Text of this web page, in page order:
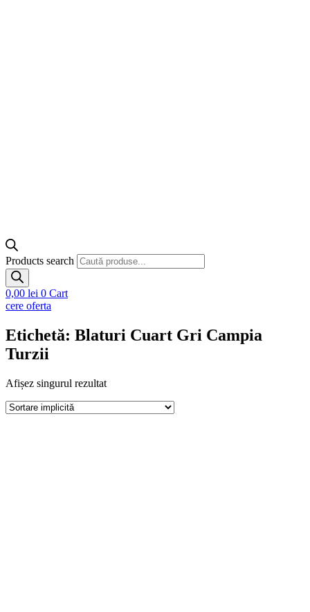
Products search
0,00 lei 0 Cart
cere oferta
Etichetă: Blaturi Cuart Gri Campia
Turzii
Afișez singurul rezultat